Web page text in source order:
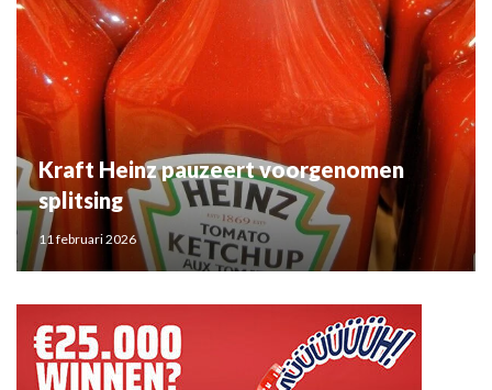
Kraft Heinz pauzeert voorgenomen
splitsing
11 februari 2026